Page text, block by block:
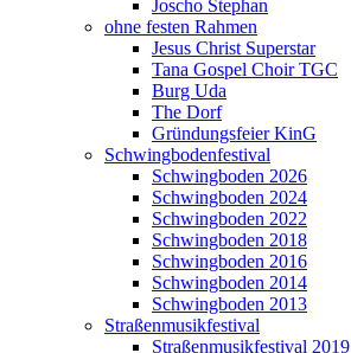
Joscho Stephan
ohne festen Rahmen
Jesus Christ Superstar
Tana Gospel Choir TGC
Burg Uda
The Dorf
Gründungsfeier KinG
Schwingbodenfestival
Schwingboden 2026
Schwingboden 2024
Schwingboden 2022
Schwingboden 2018
Schwingboden 2016
Schwingboden 2014
Schwingboden 2013
Straßenmusikfestival
Straßenmusikfestival 2019